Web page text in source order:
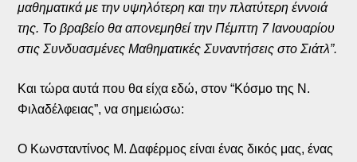
μαθηματικά με την υψηλότερη και την πλατύτερη έννοιά
της. Το βραβείο θα απονεμηθεί την Πέμπτη 7 Ιανουαρίου
στις Συνδυασμένες Μαθηματικές Συναντήσεις στο Σιάτλ”.
Και τώρα αυτά που θα είχα εδώ, στον “Κόσμο της Ν.
Φιλαδέλφειας”, να σημειώσω:
Ο Κωνσταντίνος Μ. Δαφέρμος είναι ένας δικός μας, ένας